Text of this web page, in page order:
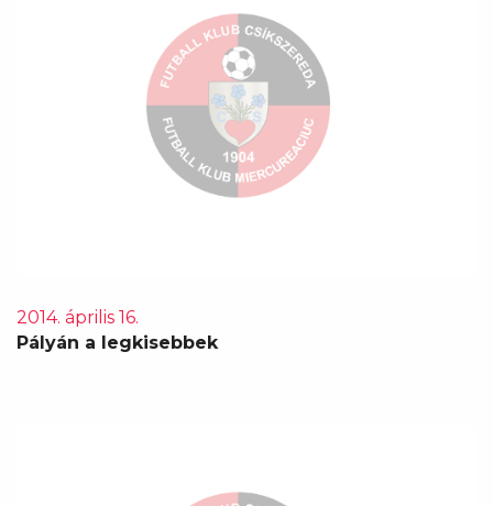
2014. április 16.
Pályán a legkisebbek